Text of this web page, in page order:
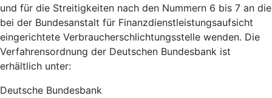
und für die Streitigkeiten nach den Nummern 6 bis 7 an die
bei der Bundesanstalt für Finanzdienstleistungsaufsicht
eingerichtete Verbraucherschlichtungsstelle wenden. Die
Verfahrensordnung der Deutschen Bundesbank ist
erhältlich unter:
Deutsche Bundesbank